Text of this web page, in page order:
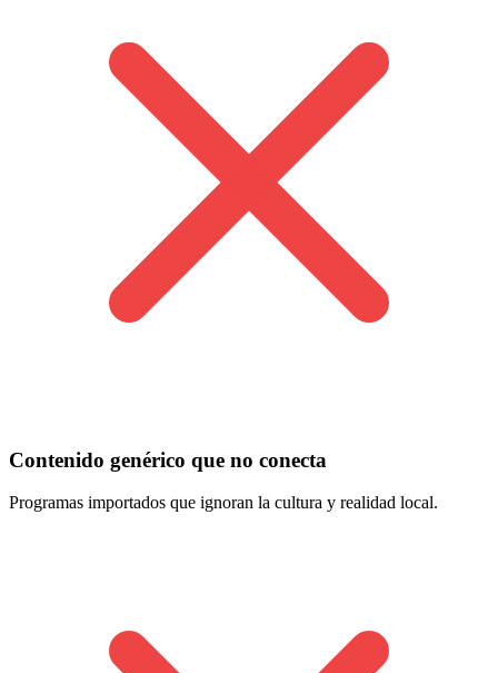
Contenido genérico que no conecta
Programas importados que ignoran la cultura y realidad local.